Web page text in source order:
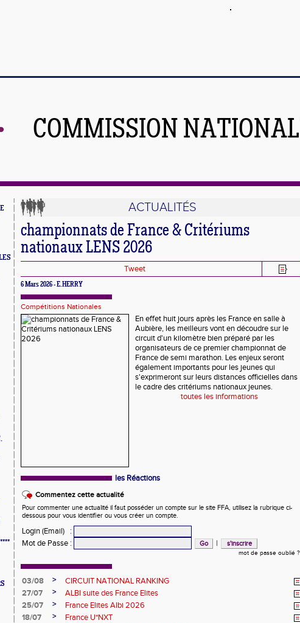
COMMISSION
ACTUALITÉS
championnats de France & Critériums
nationaux LENS 2026
Tweet
6 Mars 2026 - E.HERRY
Compétitions Nationales
En effet huit jours après les France en salle à
Aubière, les meilleurs vont en découdre sur le
circuit d'un kilomètre bien préparé par les
organisateurs de ce premier championnat de
France de semi marathon. Les enjeux seront
également importants pour les jeunes qui
s'exprimeront sur leurs distances officielles dans
le cadre des critériums nationaux jeunes.
toutes les informations
les Réactions
Commentez cette actualité
Pour commenter une actualité il faut posséder un compte sur le site FFA, utilisez la rubrique ci-
dessous pour vous identifier ou vous créer un compte.
Login (Email)
:
Mot de Passe : |
mot de passe oublié ?
03/08 >
CIRCUIT NATIONAL RANKING
27/07
>
ALBI suite des France Elites
25/07
>
France Elites Albi 2026
18/07
>
France U*NXT